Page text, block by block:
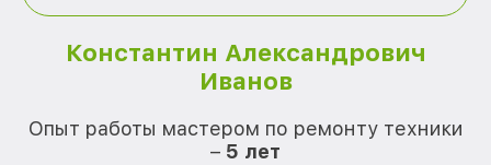
Константин Александрович
Иванов
Опыт работы мастером по ремонту техники
– 5 лет